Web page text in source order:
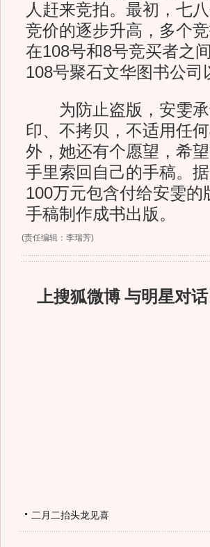
人赶来竞拍。最初，七
竞价的逐步升高，多个
在108号和8号竞买者之
108号聚石文华图书公
为防止盗版，安雯承
印、不拷贝，不适用任
外，她还有个愿望，希
手里索回自己的手稿。
100万元包含付给安雯
手稿制作成书出版。
(责任编辑：李瑞芳)
上搜狐微博 与明星对话
二月二抬头龙见喜